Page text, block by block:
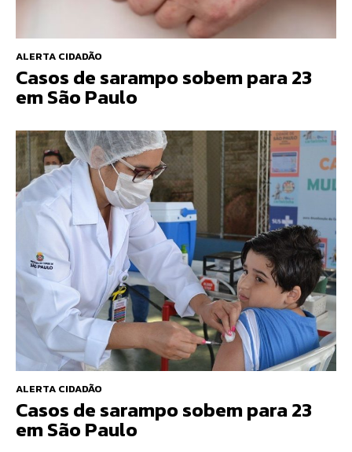
ALERTA CIDADÃO
Casos de sarampo sobem para 23
em São Paulo
ALERTA CIDADÃO
Casos de sarampo sobem para 23
em São Paulo